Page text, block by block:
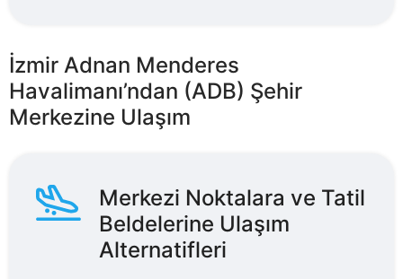
İzmir Adnan Menderes
Havalimanı’ndan (ADB) Şehir
Merkezine Ulaşım
Merkezi Noktalara ve Tatil
Beldelerine Ulaşım
Alternatifleri